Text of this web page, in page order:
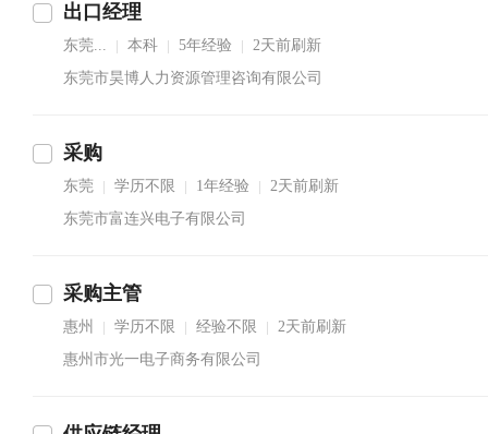
出口经理
东莞... 本科 5年经验
2天前刷新
东莞市昊博人力资源管理咨询有限公司
采购
东莞 学历不限 1年经验
2天前刷新
东莞市富连兴电子有限公司
采购主管
惠州 学历不限 经验不限
2天前刷新
惠州市光一电子商务有限公司